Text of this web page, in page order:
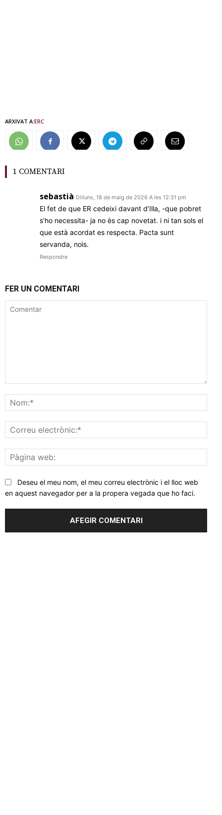
ARXIVAT A:ERC
1 COMENTARI
sebastià Dilluns, 18 de maig de 2026 A les 12:31 pm
El fet de que ER cedeixi davant d’Illa, -que pobret
s’ho necessita- ja no ès cap novetat. i ni tan sols el
que està acordat es respecta. Pacta sunt
servanda, nois.
Respondre
FER UN COMENTARI
web:
Deseu el meu nom, el meu correu electrònic i el lloc web
en aquest navegador per a la propera vegada que ho faci.